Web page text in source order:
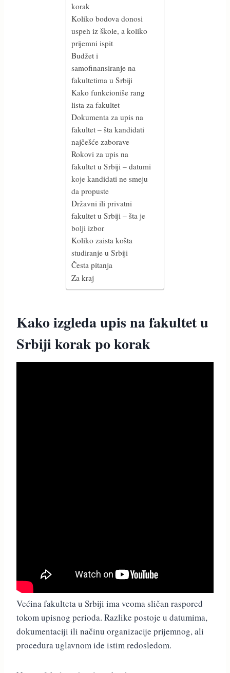
korak
Koliko bodova donosi
uspeh iz škole, a koliko
prijemni ispit
Budžet i
samofinansiranje na
fakultetima u Srbiji
Kako funkcioniše rang
lista za fakultet
Dokumenta za upis na
fakultet – šta kandidati
najčešće zaborave
Rokovi za upis na
fakultet u Srbiji – datumi
koje kandidati ne smeju
da propuste
Državni ili privatni
fakultet u Srbiji – šta je
bolji izbor
Koliko zaista košta
studiranje u Srbiji
Česta pitanja
Za kraj
Kako izgleda upis na fakultet u
Srbiji korak po korak
Većina fakulteta u Srbiji ima veoma sličan raspored
tokom upisnog perioda. Razlike postoje u datumima,
dokumentaciji ili načinu organizacije prijemnog, ali
procedura uglavnom ide istim redosledom.